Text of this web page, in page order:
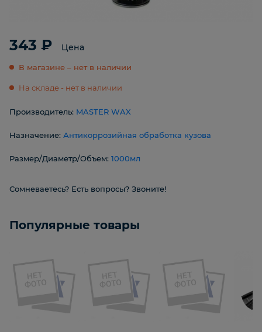
343 ₽ Цена
В магазине – нет в наличии
На складе - нет в наличии
Производитель: MASTER WAX
Назначение: Антикоррозийная обработка кузова
Размер/Диаметр/Объем: 1000мл
Сомневаетесь? Есть вопросы? Звоните!
Популярные товары